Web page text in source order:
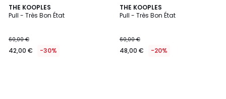
THE KOOPLES
Pull - Très Bon État
60,00 €
42,00 € -30%
THE KOOPLES
Pull - Très Bon État
60,00 €
48,00 € -20%